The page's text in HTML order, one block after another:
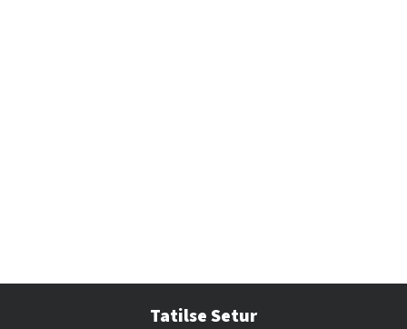
Tatilse Setur